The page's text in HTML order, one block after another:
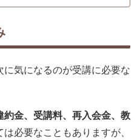
気になるのが受講に必要な
約金、受講料、再入会金、教
必要なこともありますが、